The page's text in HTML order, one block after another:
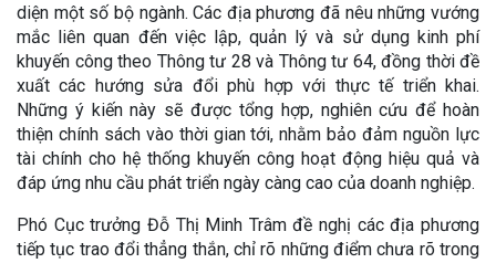
diện một số bộ ngành. Các địa phương đã nêu những vướng
mắc liên quan đến việc lập, quản lý và sử dụng kinh phí
khuyến công theo Thông tư 28 và Thông tư 64, đồng thời đề
xuất các hướng sửa đổi phù hợp với thực tế triển khai.
Những ý kiến này sẽ được tổng hợp, nghiên cứu để hoàn
thiện chính sách vào thời gian tới, nhằm bảo đảm nguồn lực
tài chính cho hệ thống khuyến công hoạt động hiệu quả và
đáp ứng nhu cầu phát triển ngày càng cao của doanh nghiệp.
Phó Cục trưởng Đỗ Thị Minh Trâm đề nghị các địa phương
tiếp tục trao đổi thẳng thắn, chỉ rõ những điểm chưa rõ trong